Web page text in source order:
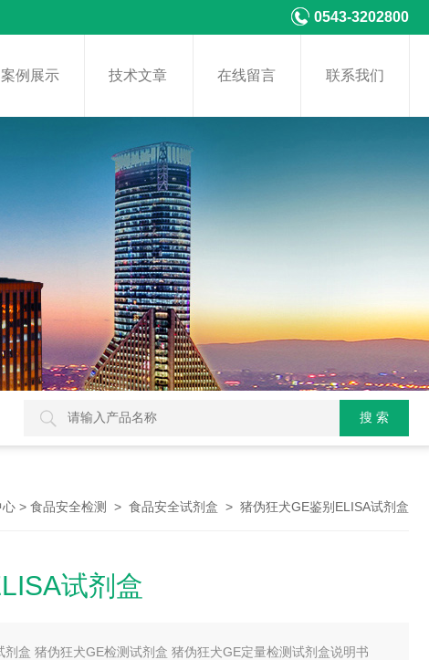
0543-3202800
案例展示 技术文章 在线留言 联系我们
心 > 食品安全检测 > 食品安全试剂盒 > 猪伪狂犬GE鉴别ELISA试剂盒
试剂盒
剂盒 猪伪狂犬GE检测试剂盒 猪伪狂犬GE定量检测试剂盒说明书